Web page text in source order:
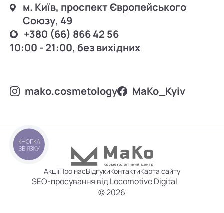
м. Київ, проспект Європейського
Союзу, 49
+380 (66) 866 42 56
10:00 - 21:00, без вихідних
mako.cosmetology MаKo_Kyiv
АкціїПро насВідгукиКонтактиКарта сайту
SEO-просування від Locomotive Digital
© 2026
КНОПКА
ЗВ'ЯЗКУ